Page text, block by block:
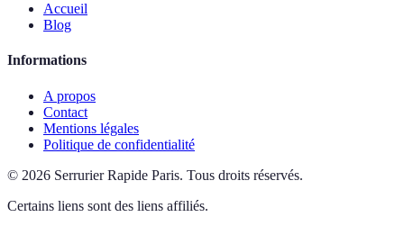
Accueil
Blog
Informations
A propos
Contact
Mentions légales
Politique de confidentialité
© 2026 Serrurier Rapide Paris. Tous droits réservés.
Certains liens sont des liens affiliés.